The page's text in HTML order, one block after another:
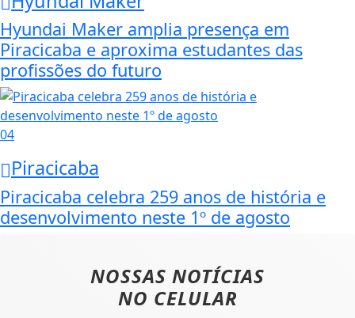
Hyundai Maker amplia presença em
Piracicaba e aproxima estudantes das
profissões do futuro
04
Piracicaba
Piracicaba celebra 259 anos de história e
desenvolvimento neste 1º de agosto
NOSSAS NOTÍCIAS
NO CELULAR